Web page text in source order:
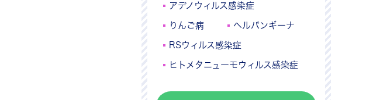
アデノウィルス感染症
りんご病 ヘルパンギーナ
RSウィルス感染症
ヒトメタニューモウィルス感染症